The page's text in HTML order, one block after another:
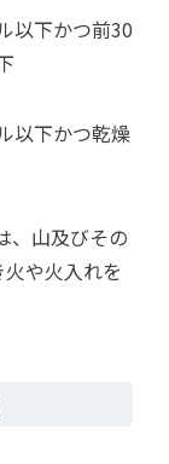
以下かつ前30
以下かつ乾燥
山及びその
や火入れを